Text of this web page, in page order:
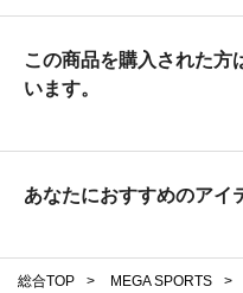
この商品を購入された方
います。
あなたにおすすめのアイ
総合TOP > MEGA SPORTS >